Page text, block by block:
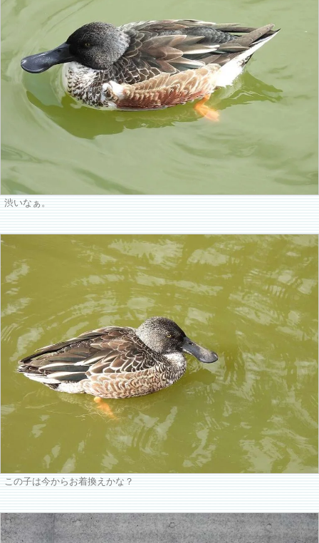
渋いなぁ。
この子は今からお着換えかな？